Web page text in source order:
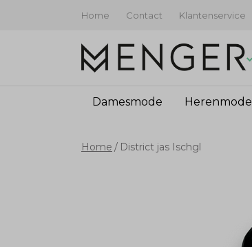
Home Contact Klantenservice
Damesmode Herenmode
District
Home District jas Ischgl